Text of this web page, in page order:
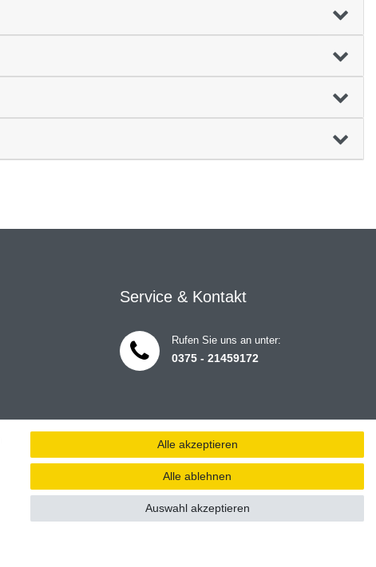
Service & Kontakt
Rufen Sie uns an unter:
0375 - 21459172
Alle akzeptieren
Alle ablehnen
Auswahl akzeptieren